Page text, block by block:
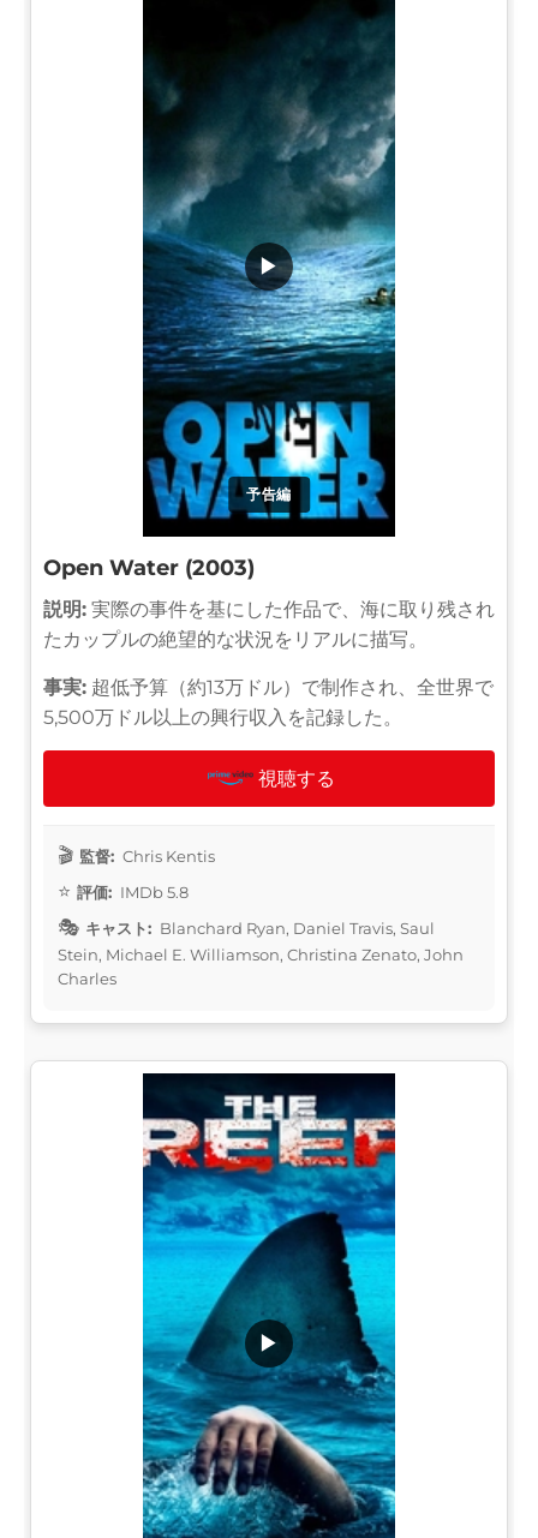
予告編
▶
Open Water (2003)
説明: 実際の事件を基にした作品で、海に取り残され
たカップルの絶望的な状況をリアルに描写。
事実: 超低予算（約13万ドル）で制作され、全世界で
5,500万ドル以上の興行収入を記録した。
視聴する
監督: Chris Kentis
評価: IMDb 5.8
キャスト: Blanchard Ryan, Daniel Travis, Saul
Stein, Michael E. Williamson, Christina Zenato, John
Charles
▶